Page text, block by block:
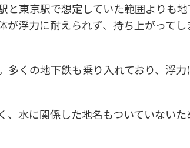
と東京駅で想定していた範囲よりも
浮力に耐えられず、持ち上がってし
くの地下鉄も乗り入れており、浮力
水に関係した地名もついていないた